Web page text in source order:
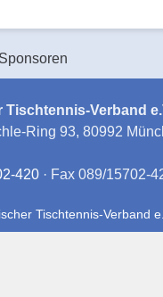
Tischtennis-Verband
Ring 93, 80992
420 · Fax 089/15702-
Tischtennis-Verband